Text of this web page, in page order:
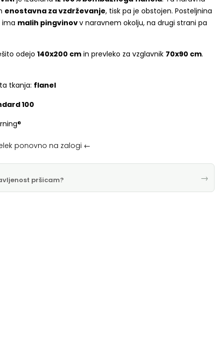
enostavna za vzdrževanje, tisk pa je obstojen. Posteljnina
ima malih pingvinovv naravnem okolju, na drugi strani pa
odejo 140x200 cm in prevleko za vzglavnik 70x90 cm.
tkanja: flanel
100
ponovno na zalogi ←
pršicam? →